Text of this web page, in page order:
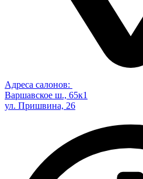
Адреса салонов:
Варшавское ш., 65к1
ул. Пришвина, 26